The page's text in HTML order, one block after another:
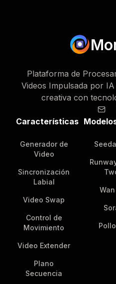
Plataforma de
Videos Impulsada por
creativa con
Características
Generador de
Video
Sincronización
Labial
Video Swap
Control de
Movimiento
Video Extender
Plano
Secuencia
Wan